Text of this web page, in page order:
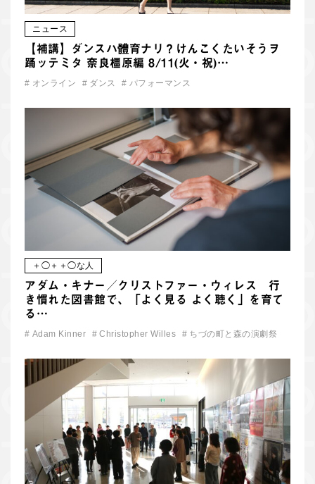
ニュース
【補講】ダンスハ體育ナリ？けんこくたいそうヲ
踊ッテミタ 奈良橿原編 8/11(火・祝)…
# オンライン # ダンス # パフォーマンス
＋◯＋＋◯な人
アダム・キナー／クリストファー・ウィレス 行
き慣れた図書館で、「よく見る よく聴く」を育て
る…
# Adam Kinner # Christopher Willes # ちづの町と森の演劇祭